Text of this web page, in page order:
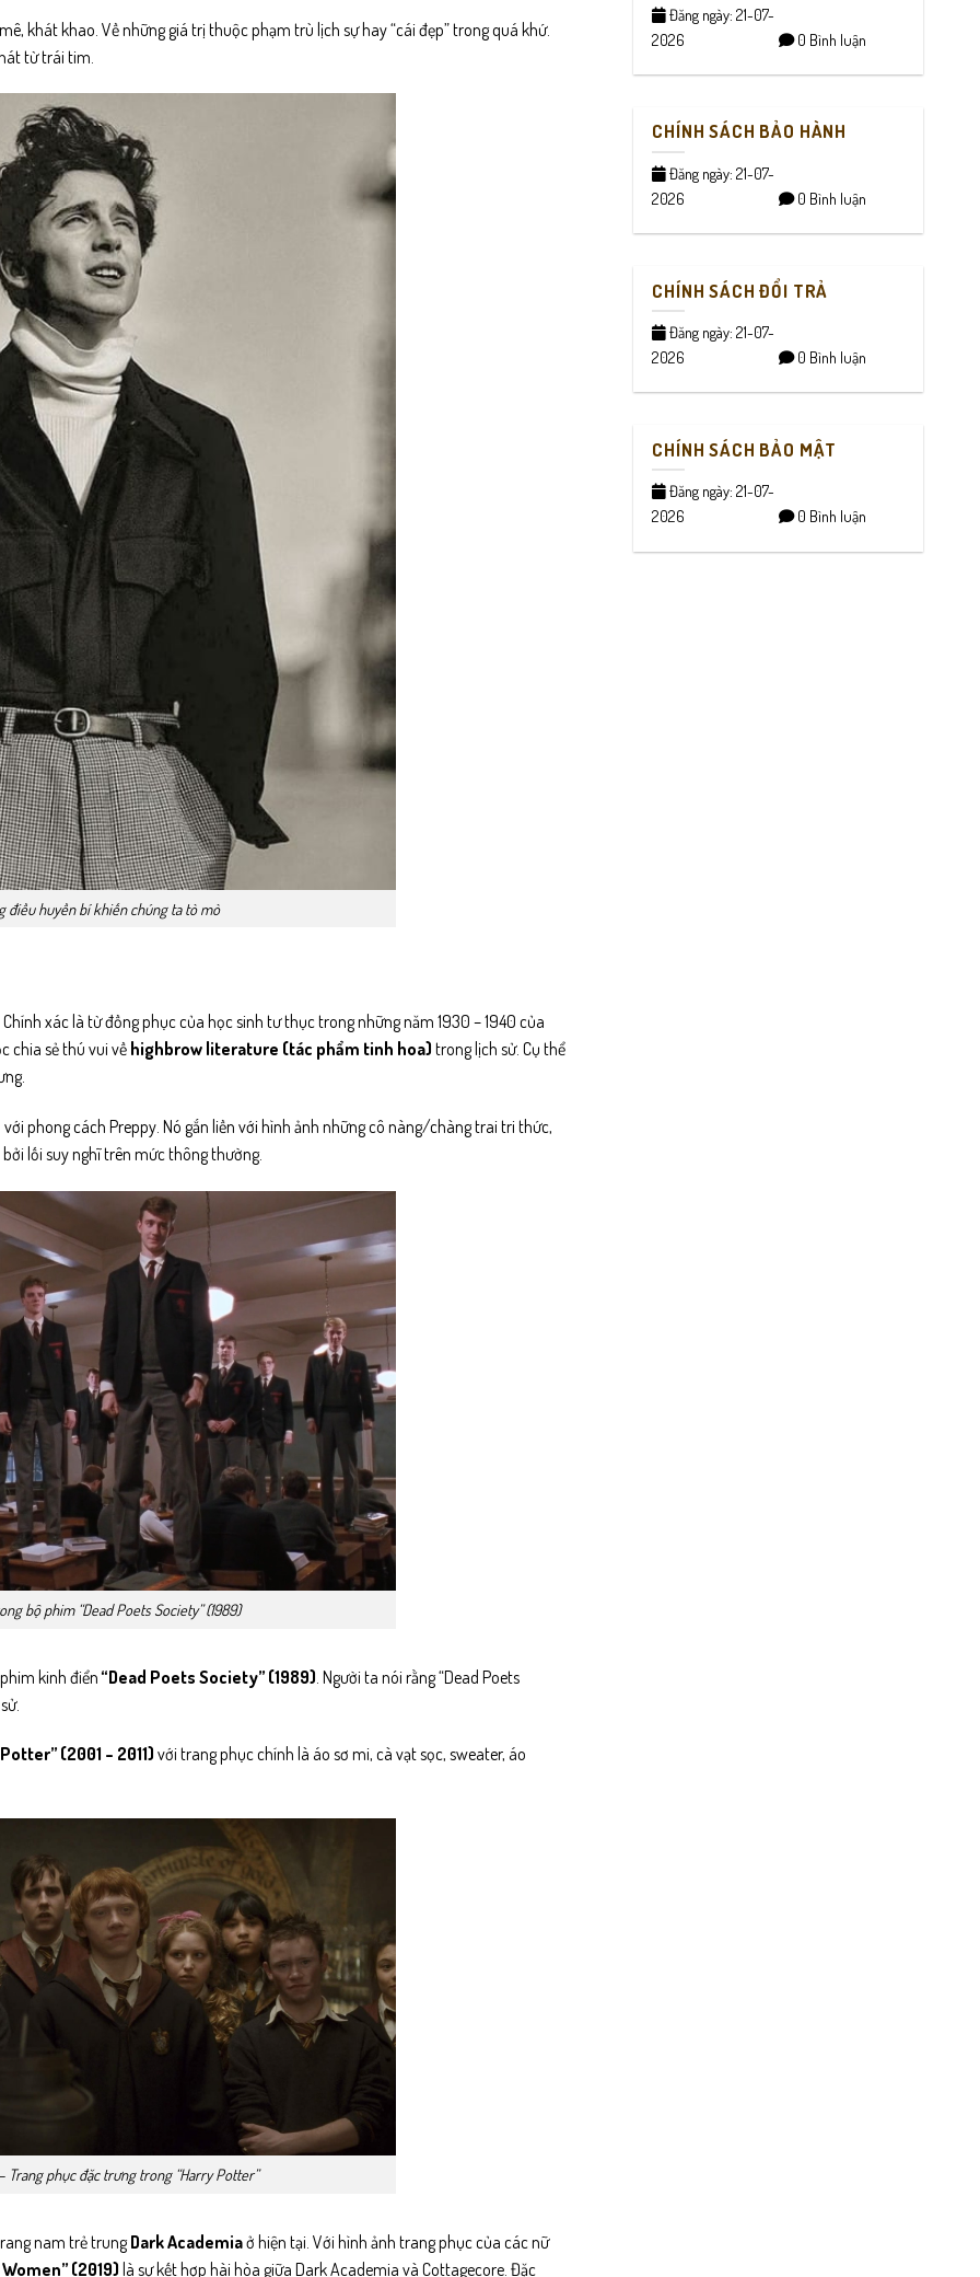
khát khao. Về những giá trị thuộc phạm trù lịch sự hay “cái đẹp” trong quá khứ.
từ trái tim.
điều huyền bí khiến chúng ta tò mò
xác là từ đồng phục của học sinh tư thục trong những năm 1930 – 1940 của
chia sẻ thú vui về highbrow literature (tác phẩm tinh hoa) trong lịch sử. Cụ thể
phong cách Preppy. Nó gắn liền với hình ảnh những cô nàng/chàng trai tri thức,
lối suy nghĩ trên mức thông thường.
bộ phim “Dead Poets Society” (1989)
kinh điển “Dead Poets Society” (1989) . Người ta nói rằng “Dead Poets
(2001 – 2011) với trang phục chính là áo sơ mi, cà vạt sọc, sweater, áo
Trang phục đặc trưng trong “Harry Potter”
nam trẻ trungDark Academiaở hiện tại. Với hình ảnh trang phục của các nữ
(2019) là sự kết hợp hài hòa giữa Dark Academia và Cottagecore. Đặc
Đăng ngày: 21-07-
2026
0 Bình luận
CHÍNH SÁCH BẢO HÀNH
Đăng ngày: 21-07-
2026
0 Bình luận
CHÍNH SÁCH ĐỔI TRẢ
Đăng ngày: 21-07-
2026
0 Bình luận
CHÍNH SÁCH BẢO MẬT
Đăng ngày: 21-07-
2026
0 Bình luận